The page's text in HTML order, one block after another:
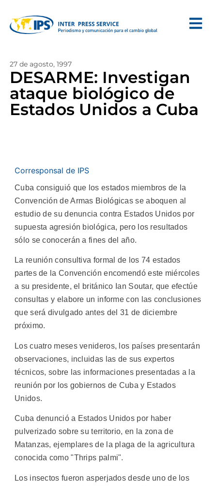
27 de agosto, 1997
DESARME: Investigan
ataque biológico de
Estados Unidos a Cuba
Corresponsal de IPS
Cuba consiguió que los estados miembros de la
Convención de Armas Biológicas se aboquen al
estudio de su denuncia contra Estados Unidos por
supuesta agresión biológica, pero los resultados
sólo se conocerán a fines del año.
La reunión consultiva formal de los 74 estados
partes de la Convención encomendó este miércoles
a su presidente, el británico Ian Soutar, que efectúe
consultas y elabore un informe con las conclusiones
que será divulgado antes del 31 de diciembre
próximo.
Los cuatro meses venideros, los países presentarán
observaciones, incluidas las de sus expertos
técnicos, sobre las informaciones presentadas a la
reunión por los gobiernos de Cuba y Estados
Unidos.
Cuba denunció a Estados Unidos por haber
pulverizado sobre su territorio, en la zona de
Matanzas, ejemplares de la plaga de la agricultura
conocida como "Thrips palmi".
Los insectos fueron asperjados desde uno de los